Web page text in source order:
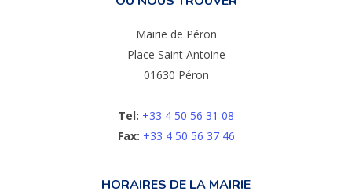
Mairie de Péron
Place Saint Antoine
01630 Péron
Tel: +33 4 50 56 31 08
Fax: +33 4 50 56 37 46
HORAIRES DE LA MAIRIE